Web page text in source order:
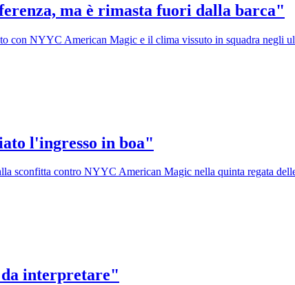
ma è rimasta fuori dalla barca"
con NYYC American Magic e il clima vissuto in squadra negli
l'ingresso in boa"
sconfitta contro NYYC American Magic nella quinta regata
interpretare"